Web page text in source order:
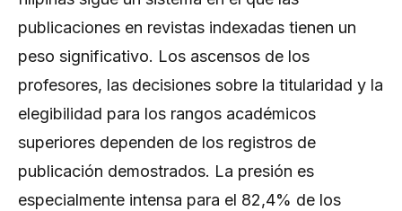
publicaciones en revistas indexadas tienen un
peso significativo. Los ascensos de los
profesores, las decisiones sobre la titularidad y la
elegibilidad para los rangos académicos
superiores dependen de los registros de
publicación demostrados. La presión es
especialmente intensa para el 82,4% de los